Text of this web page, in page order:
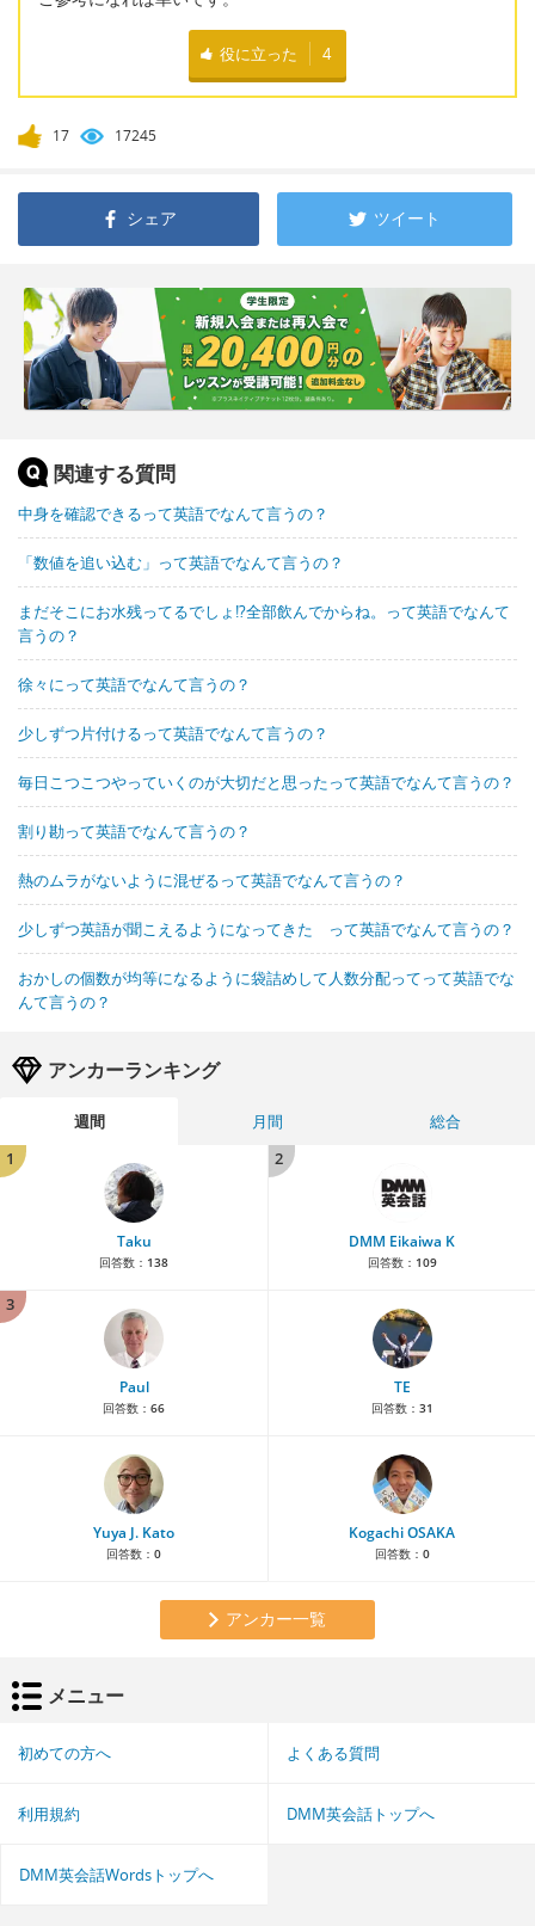
役に立った 4
17 17245
シェア ツイート
関連する質問
中身を確認できるって英語でなんて言うの？
「数値を追い込む」って英語でなんて言うの？
まだそこにお水残ってるでしょ!?全部飲んでからね。って英語でなんて
言うの？
徐々にって英語でなんて言うの？
少しずつ片付けるって英語でなんて言うの？
毎日こつこつやっていくのが大切だと思ったって英語でなんて言うの？
割り勘って英語でなんて言うの？
熱のムラがないように混ぜるって英語でなんて言うの？
少しずつ英語が聞こえるようになってきた って英語でなんて言うの？
おかしの個数が均等になるように袋詰めして人数分配ってって英語でな
んて言うの？
アンカーランキング
週間 月間
総合
1
Taku
回答数： 138
2
DMM Eikaiwa K
回答数： 109
3
Paul
回答数： 66
TE
回答数： 31
Yuya J. Kato
回答数： 0
Kogachi OSAKA
回答数： 0
アンカー一覧
メニュー
初めての方へ よくある質問
利用規約 DMM英会話トップへ
DMM英会話Wordsトップへ